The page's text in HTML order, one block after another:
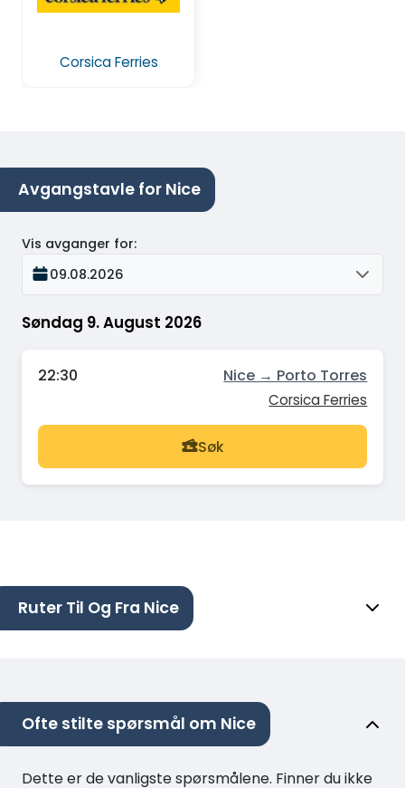
Corsica Ferries
Avgangstavle for Nice
Søndag 9. August 2026
Vis avganger for:
09.08.2026
22:30 Nice → Porto Torres
Corsica Ferries
Søk
Ruter Til Og Fra Nice
Ofte stilte spørsmål om Nice
Dette er de vanligste spørsmålene. Finner du ikke